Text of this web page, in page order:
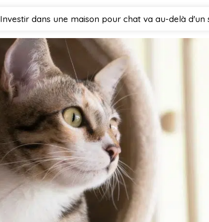
Investir dans une maison pour chat va au-delà d'un